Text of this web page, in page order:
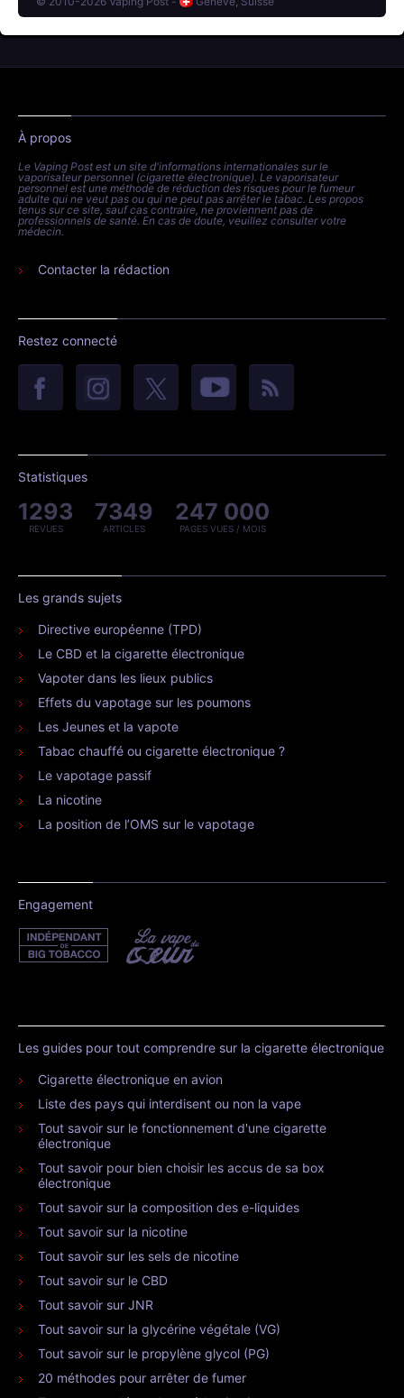
À propos
Le Vaping Post est un site d'informations internationales sur le
vaporisateur personnel (cigarette électronique). Le vaporisateur
personnel est une méthode de réduction des risques pour le fumeur
adulte qui ne veut pas ou qui ne peut pas arrêter le tabac. Les propos
tenus sur ce site, sauf cas contraire, ne proviennent pas de
professionnels de santé. En cas de doute, veuillez consulter votre
médecin.
Contacter la rédaction
Restez connecté
Statistiques
1293
REVUES
7349
ARTICLES
247 000
PAGES VUES / MOIS
Les grands sujets
Directive européenne (TPD)
Le CBD et la cigarette électronique
Vapoter dans les lieux publics
Effets du vapotage sur les poumons
Les Jeunes et la vapote
Tabac chauffé ou cigarette électronique ?
Le vapotage passif
La nicotine
La position de l’OMS sur le vapotage
Engagement
Les guides pour tout comprendre sur la cigarette électronique
Cigarette électronique en avion
Liste des pays qui interdisent ou non la vape
Tout savoir sur le fonctionnement d'une cigarette
électronique
Tout savoir pour bien choisir les accus de sa box
électronique
Tout savoir sur la composition des e-liquides
Tout savoir sur la nicotine
Tout savoir sur les sels de nicotine
Tout savoir sur le CBD
Tout savoir sur JNR
Tout savoir sur la glycérine végétale (VG)
Tout savoir sur le propylène glycol (PG)
20 méthodes pour arrêter de fumer